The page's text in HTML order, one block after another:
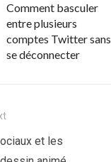
Comment basculer
entre plusieurs
comptes Twitter sans
se déconnecter
et les